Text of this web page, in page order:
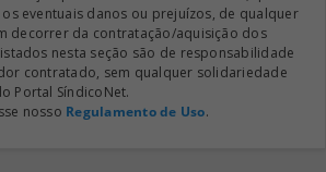
eventuais danos ou prejuízos, de qualquer
decorrer da contratação/aquisição dos
nesta seção são de responsabilidade
contratado, sem qualquer solidariedade
Portal SíndicoNet.
nosso Regulamento de Uso.